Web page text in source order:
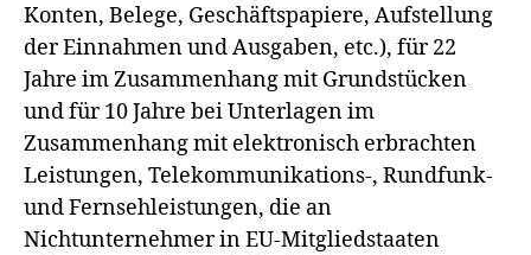
Konten, Belege, Geschäftspapiere, Aufstellung
der Einnahmen und Ausgaben, etc.), für 22
Jahre im Zusammenhang mit Grundstücken
und für 10 Jahre bei Unterlagen im
Zusammenhang mit elektronisch erbrachten
Leistungen, Telekommunikations-, Rundfunk-
und Fernsehleistungen, die an
Nichtunternehmer in EU-Mitgliedstaaten